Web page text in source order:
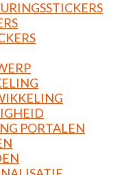
PORTALEN